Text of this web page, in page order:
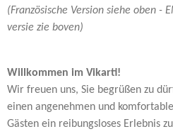
(Französische Version siehe oben -
versie zie boven)
Willkommen im Vikarti!
Wir freuen uns, Sie begrüßen zu
einen angenehmen und
Gästen ein reibungsloses Erlebnis